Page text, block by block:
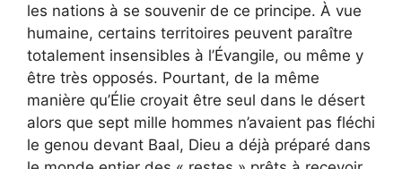
les nations à se souvenir de ce principe. À vue
humaine, certains territoires peuvent paraître
totalement insensibles à l’Évangile, ou même y
être très opposés. Pourtant, de la même
manière qu’Élie croyait être seul dans le désert
alors que sept mille hommes n’avaient pas fléchi
le genou devant Baal, Dieu a déjà préparé dans